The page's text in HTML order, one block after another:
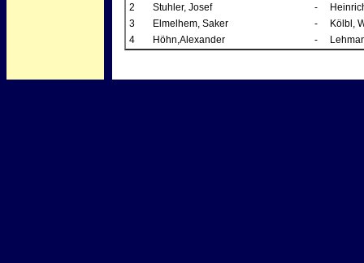
2
Stuhler, Josef -
3
Elmelhem, Saker -
Kölbl,
4
Höhn,Alexander -